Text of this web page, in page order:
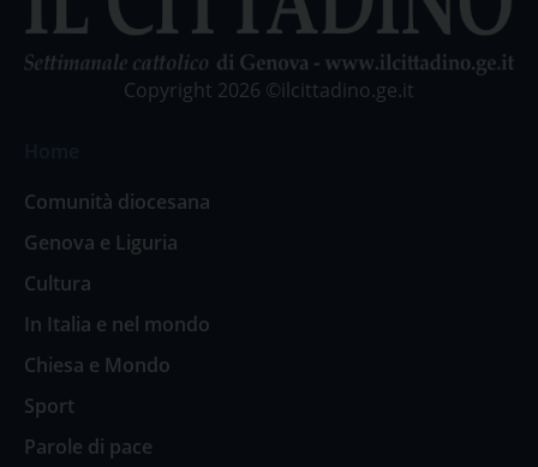
Copyright 2026 ©ilcittadino.ge.it
Comunità diocesana
Genova e Liguria
Cultura
In Italia e nel mondo
Chiesa e Mondo
Sport
Parole di pace